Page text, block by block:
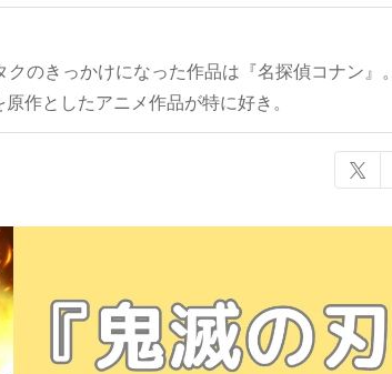
のきっかけになった作品は『名探偵コナン』。
作としたアニメ作品が特に好き。